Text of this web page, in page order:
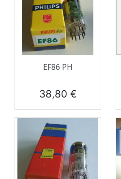
EF86 PH
Prix
38,80 €